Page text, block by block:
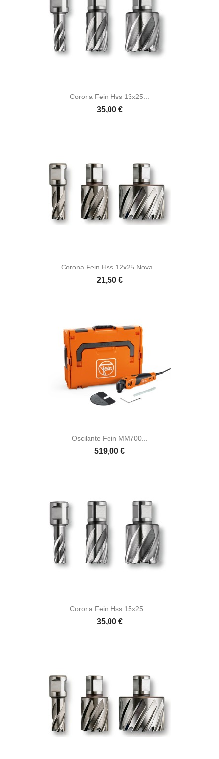
Corona Fein Hss 13x25...
35,00 €
Corona Fein Hss 12x25 Nova...
21,50 €
Oscilante Fein MM700...
519,00 €
Corona Fein Hss 15x25...
35,00 €